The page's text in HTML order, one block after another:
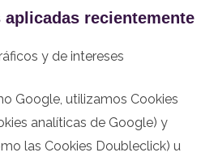
recientemente
y de intereses
Google, utilizamos Cookies
analíticas de Google) y
las Cookies Doubleclick) u